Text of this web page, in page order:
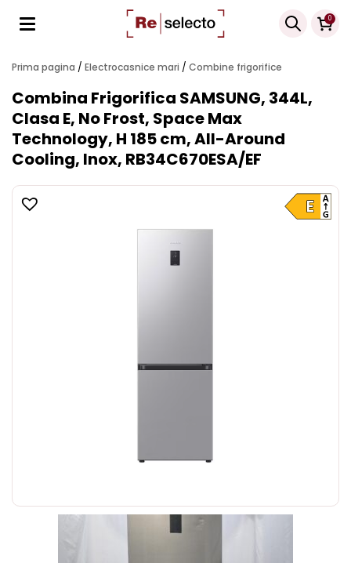
0
Products
search
Prima pagina / Electrocasnice mari / Combine frigorifice
Combina Frigorifica SAMSUNG, 344L,
Clasa E, No Frost, Space Max
Technology, H 185 cm, All-Around
Cooling, Inox, RB34C670ESA/EF